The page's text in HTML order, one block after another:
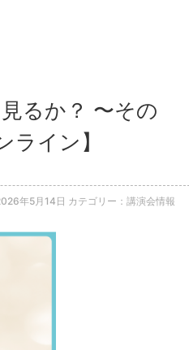
るか？ 〜その
イン】
年5月14日 カテゴリー：講演会情報